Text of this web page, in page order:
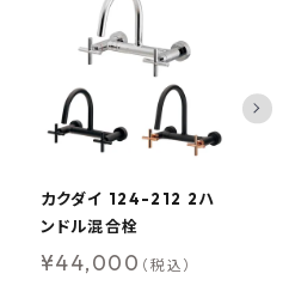
カクダイ 124-212 2ハ
ンドル混合栓
¥44,000 （税込）